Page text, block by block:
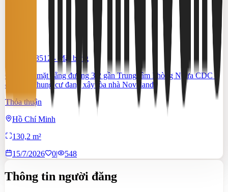
#TS46553512 -
Mặt bằng
Cho thuê mặt bằng đường 3/2 gần Trung tâm Phòng Ngừa CDC –
đối diện chung cư đang xây tòa nhà Novaland
Thỏa thuận
Hồ Chí Minh
130,2 m²
15/7/2026
0| 548
Thông tin người đăng